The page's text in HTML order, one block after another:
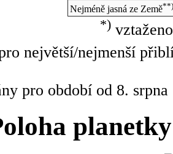
Nejméně jasná ze Země**)
*)
největší/nejmenší
pro období od 8.